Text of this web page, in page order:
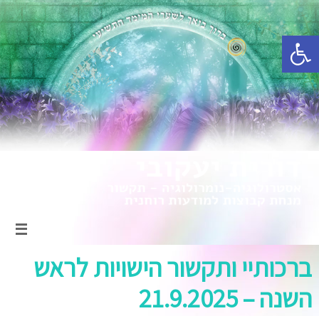
פתח סרגל נגישות
ברכותיי ותקשור הישויות לראש
השנה – 21.9.2025